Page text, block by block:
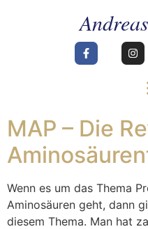
MAP – Die
Wenn es um das Thema
Aminosäuren geht, dann
diesem Thema. Man hat